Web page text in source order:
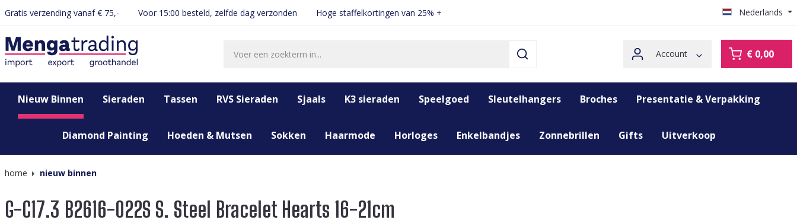
Ga naar de hoofdnavigatie
Gratis verzending vanaf € 75,- Voor 15:00 besteld, zelfde dag verzonden Hoge staffelkortingen van 25% + Nederlands
Account € 0,00
Nieuw Binnen Sieraden Tassen RVS Sieraden Sjaals K3 sieraden Speelgoed Sleutelhangers Broches Presentatie & Verpakking
Diamond Painting Hoeden & Mutsen Sokken Haarmode Horloges Enkelbandjes Zonnebrillen Gifts Uitverkoop
home nieuw binnen
G-C17.3 B2616-022S S. Steel Bracelet Hearts 16-21cm